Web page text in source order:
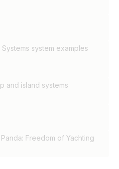
system examples
and island systems
Freedom of Yachting